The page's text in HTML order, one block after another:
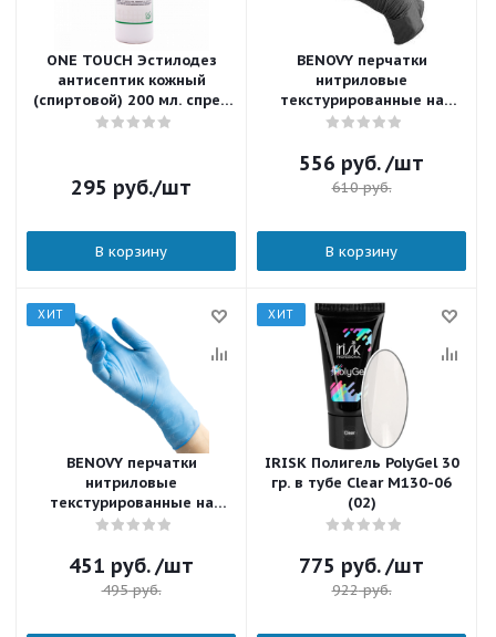
ONE TOUCH Эстилодез
антисептик кожный
(спиртовой) 200 мл. спрей
03-316
295 руб./шт
В корзину
BENOVY перчатки
нитриловые
текстурированные на
пальцах размер S Черные
556 руб. /шт
610руб.
В корзину
ХИТ
BENOVY перчатки
нитриловые
текстурированные на
пальцах размер M Голубые
451 руб. /шт
495руб.
ХИТ
IRISK Полигель PolyGel 30
гр. в тубе Clear М130-06
(02)
775 руб. /шт
922руб.